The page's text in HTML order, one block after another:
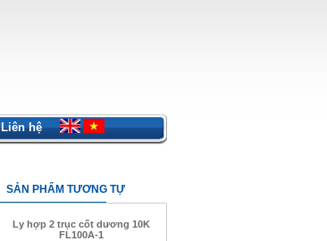
Liên hệ
SẢN PHẨM TƯƠNG TỰ
Ly hợp 2 trục cốt dương 10K
FL100A-1